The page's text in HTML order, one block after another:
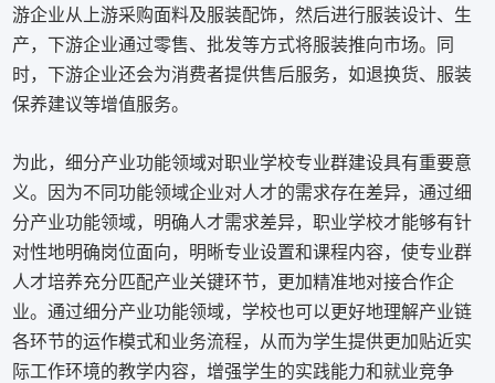
游企业从上游采购面料及服装配饰，然后进行服装设计、生
产，下游企业通过零售、批发等方式将服装推向市场。同
时，下游企业还会为消费者提供售后服务，如退换货、服装
保养建议等增值服务。
为此，细分产业功能领域对职业学校专业群建设具有重要意
义。因为不同功能领域企业对人才的需求存在差异，通过细
分产业功能领域，明确人才需求差异，职业学校才能够有针
对性地明确岗位面向，明晰专业设置和课程内容，使专业群
人才培养充分匹配产业关键环节，更加精准地对接合作企
业。通过细分产业功能领域，学校也可以更好地理解产业链
各环节的运作模式和业务流程，从而为学生提供更加贴近实
际工作环境的教学内容，增强学生的实践能力和就业竞争